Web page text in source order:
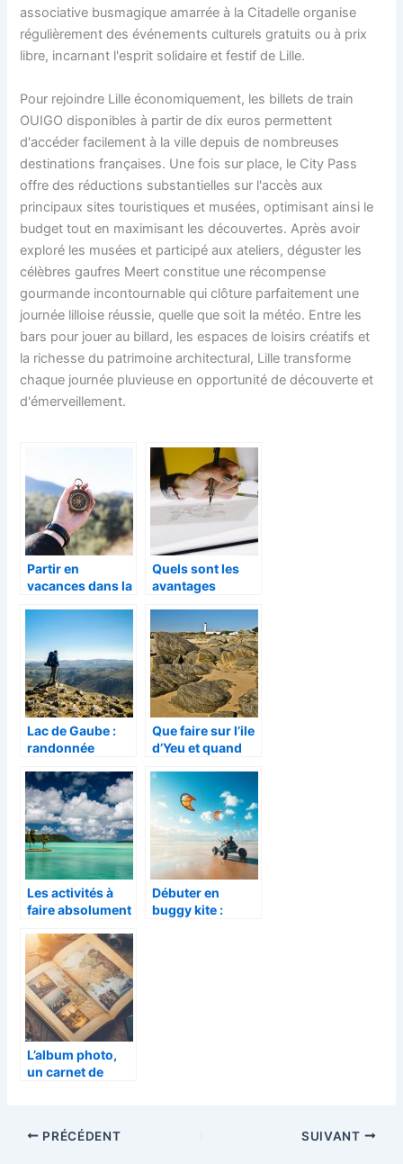
associative busmagique amarrée à la Citadelle organise
régulièrement des événements culturels gratuits ou à prix
libre, incarnant l'esprit solidaire et festif de Lille.
Pour rejoindre Lille économiquement, les billets de train
OUIGO disponibles à partir de dix euros permettent
d'accéder facilement à la ville depuis de nombreuses
destinations françaises. Une fois sur place, le City Pass
offre des réductions substantielles sur l'accès aux
principaux sites touristiques et musées, optimisant ainsi le
budget tout en maximisant les découvertes. Après avoir
exploré les musées et participé aux ateliers, déguster les
célèbres gaufres Meert constitue une récompense
gourmande incontournable qui clôture parfaitement une
journée lilloise réussie, quelle que soit la météo. Entre les
bars pour jouer au billard, les espaces de loisirs créatifs et
la richesse du patrimoine architectural, Lille transforme
chaque journée pluvieuse en opportunité de découverte et
d'émerveillement.
Partir en
vacances dans la
s’organiser
Quels sont les
avantages
dessiner ?
Lac de Gaube :
randonnée
Cauterets
Que faire sur l’ile
d’Yeu et quand
Les activités à
faire absolument
Débuter en
buggy kite :
L’album photo,
un carnet de
PRÉCÉDENT SUIVANT